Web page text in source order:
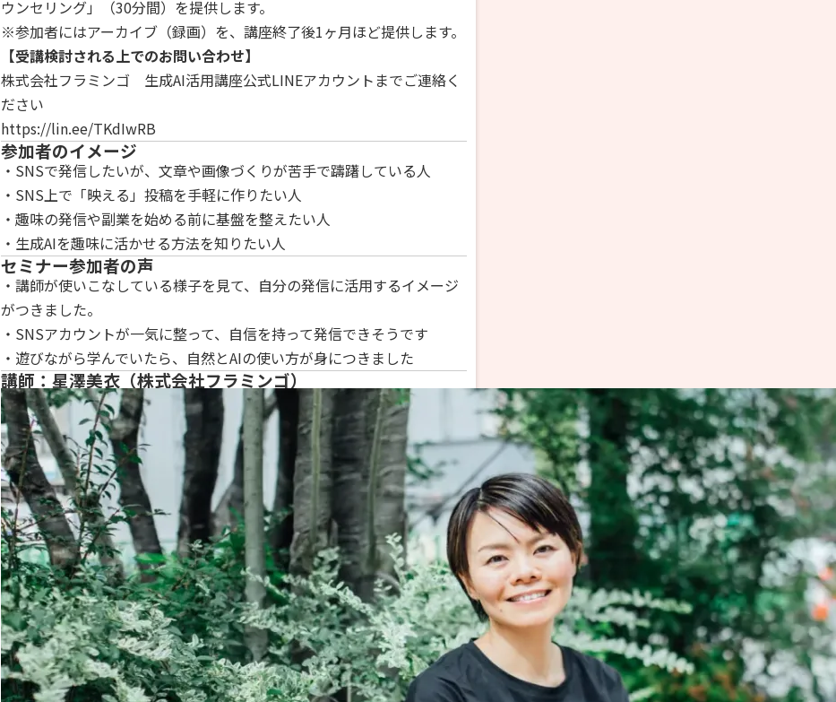
ウンセリング」（30分間）を提供します。
※参加者にはアーカイブ（録画）を、講座終了後1ヶ月ほど提供します。
【受講検討される上でのお問い合わせ】
株式会社フラミンゴ 生成AI活用講座公式LINEアカウントまでご連絡く
ださい
https://lin.ee/TKdIwRB
参加者のイメージ
・SNSで発信したいが、文章や画像づくりが苦手で躊躇している人
・SNS上で「映える」投稿を手軽に作りたい人
・趣味の発信や副業を始める前に基盤を整えたい人
・生成AIを趣味に活かせる方法を知りたい人
セミナー参加者の声
・講師が使いこなしている様子を見て、自分の発信に活用するイメージ
がつきました。
・SNSアカウントが一気に整って、自信を持って発信できそうです
・遊びながら学んでいたら、自然とAIの使い方が身につきました
講師：星澤美衣（株式会社フラミンゴ）